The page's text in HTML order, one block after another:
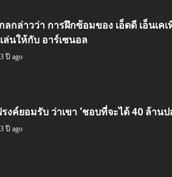
ลกล่าวว่า การฝึกซ้อมของ เอ็ดดี เอ็นเค
ล่นให้กับ อาร์เซนอล
3 ปี ago
งค์ยอมรับ ว่าเขา ‘ชอบที่จะได้ 40 ล้านป
3 ปี ago